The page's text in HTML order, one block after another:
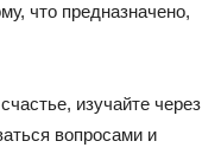
что предназначено,
изучайте через
вопросами и